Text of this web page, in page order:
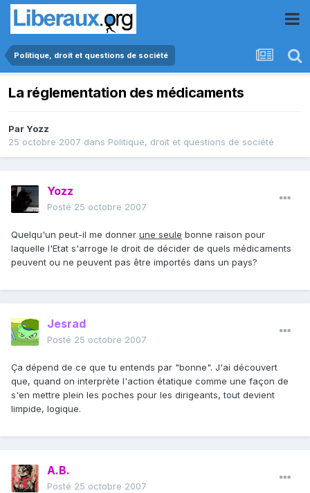
Politique, droit et questions de société
La réglementation des médicaments
ParYozz
25 octobre 2007 dans Politique, droit et questions de société
Yozz
Posté 25 octobre 2007
Quelqu'un peut-il me donner une seule bonne raison pour
laquelle l'Etat s'arroge le droit de décider de quels médicaments
peuvent ou ne peuvent pas être importés dans un pays?
Jesrad
Posté 25 octobre 2007
Ça dépend de ce que tu entends par "bonne". J'ai découvert
que, quand on interprète l'action étatique comme une façon de
s'en mettre plein les poches pour les dirigeants, tout devient
limpide, logique.
A.B.
Posté 25 octobre 2007